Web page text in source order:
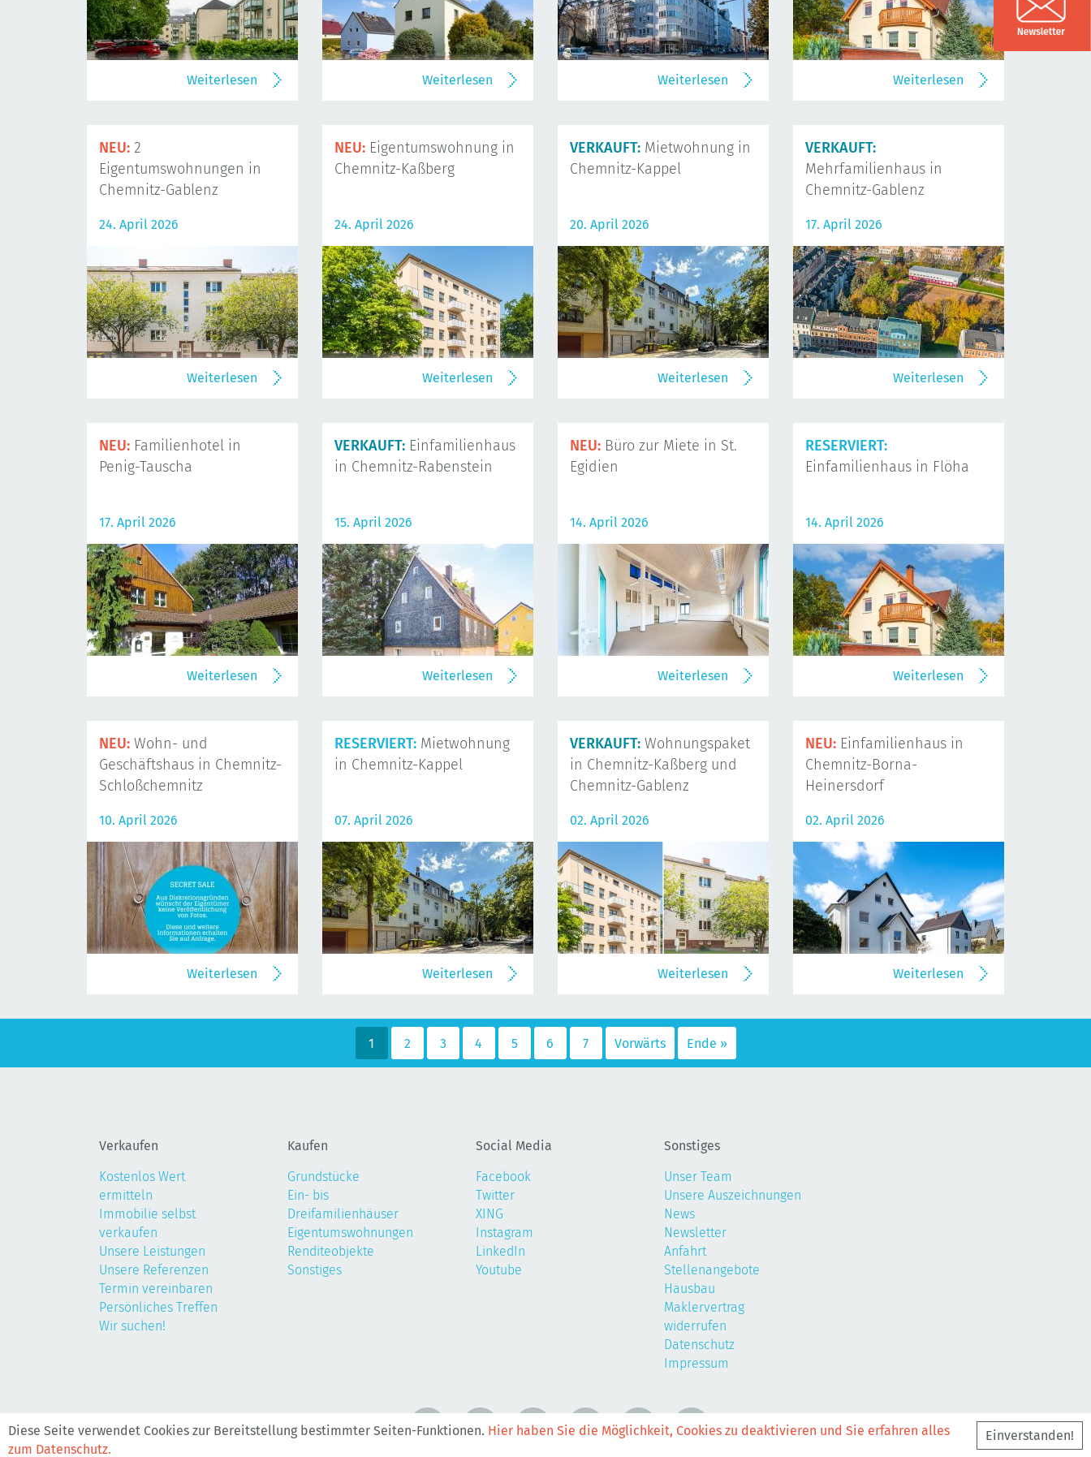
Diese Seite verwendet Cookies zur Bereitstellung bestimmter Seiten-Funktionen. Hier haben Sie die Möglichkeit, Cookies zu deaktivieren und Sie erfahren alles
zum Datenschutz.
Einverstanden!
Weiterlesen Weiterlesen Weiterlesen Weiterlesen
NEU: 2
Eigentumswohnungen in
Chemnitz-Gablenz
24. April 2026
Weiterlesen
NEU: Eigentumswohnung in
Chemnitz-Kaßberg
24. April 2026
Weiterlesen
VERKAUFT: Mietwohnung in
Chemnitz-Kappel
20. April 2026
Weiterlesen
VERKAUFT:
Mehrfamilienhaus in
Chemnitz-Gablenz
17. April 2026
Weiterlesen
NEU: Familienhotel in
Penig-Tauscha
17. April 2026
Weiterlesen
VERKAUFT: Einfamilienhaus
in Chemnitz-Rabenstein
15. April 2026
Weiterlesen
NEU: Büro zur Miete in St.
Egidien
14. April 2026
Weiterlesen
RESERVIERT:
Einfamilienhaus in Flöha
14. April 2026
Weiterlesen
NEU: Wohn- und
Geschäftshaus in Chemnitz-
Schloßchemnitz
10. April 2026
Weiterlesen
RESERVIERT: Mietwohnung
in Chemnitz-Kappel
07. April 2026
Weiterlesen
VERKAUFT: Wohnungspaket
in Chemnitz-Kaßberg und
Chemnitz-Gablenz
02. April 2026
Weiterlesen
NEU: Einfamilienhaus in
Chemnitz-Borna-
Heinersdorf
02. April 2026
Weiterlesen
1 2 3 4 5 6 7 Vorwärts Ende »
Verkaufen
Kostenlos Wert
ermitteln
Immobilie selbst
verkaufen
Unsere Leistungen
Unsere Referenzen
Termin vereinbaren
Persönliches Treffen
Wir suchen!
Kaufen
Grundstücke
Ein- bis
Dreifamilienhäuser
Eigentumswohnungen
Renditeobjekte
Sonstiges
Social Media
Facebook
Twitter
XING
Instagram
LinkedIn
Youtube
Sonstiges
Unser Team
Unsere Auszeichnungen
News
Newsletter
Anfahrt
Stellenangebote
Hausbau
Maklervertrag
widerrufen
Datenschutz
Impressum
©2026, Realis